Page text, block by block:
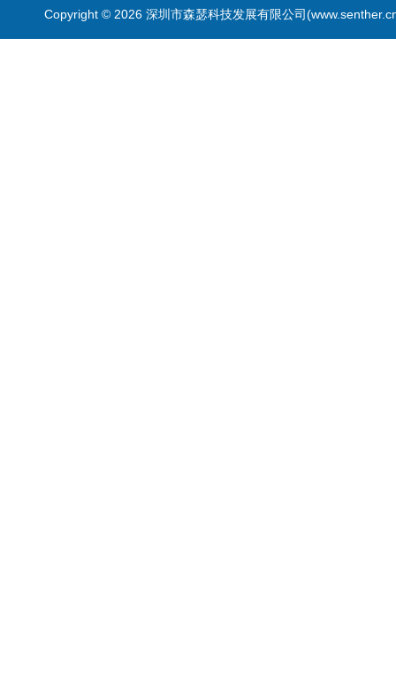
Copyright © 2026 深圳市森瑟科技发展有限公司